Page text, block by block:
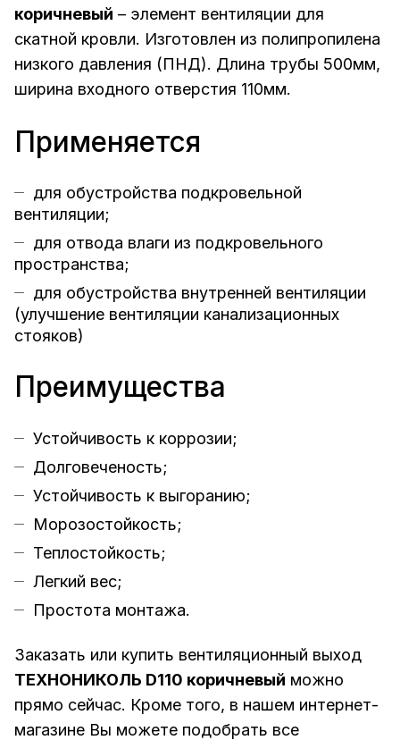
коричневый – элемент вентиляции для
скатной кровли. Изготовлен из полипропилена
низкого давления (ПНД). Длина трубы 500мм,
ширина входного отверстия 110мм.
Применяется
для обустройства подкровельной
вентиляции;
для отвода влаги из подкровельного
пространства;
для обустройства внутренней вентиляции
(улучшение вентиляции канализационных
стояков)
Преимущества
Устойчивость к коррозии;
Долговеченость;
Устойчивость к выгоранию;
Морозостойкость;
Теплостойкость;
Легкий вес;
Простота монтажа.
Заказать или купить вентиляционный выход
ТЕХНОНИКОЛЬ D110 коричневый можно
прямо сейчас. Кроме того, в нашем интернет-
магазине Вы можете подобрать все